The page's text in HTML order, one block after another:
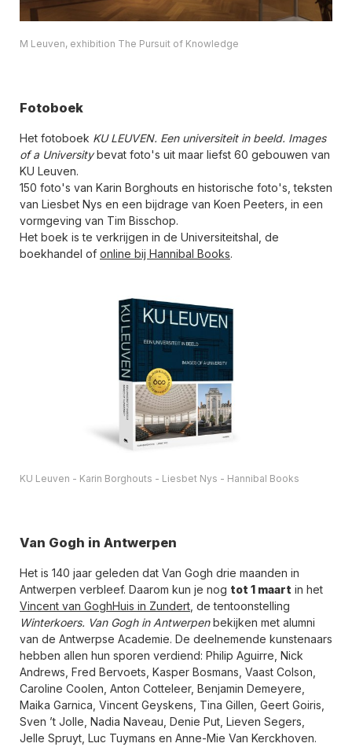
M Leuven, exhibition The Pursuit of Knowledge
Fotoboek
Het fotoboek KU LEUVEN. Een universiteit in beeld. Images
of a Universitybevat foto's uit maar liefst 60 gebouwen van
KU Leuven.
150 foto's van Karin Borghouts en historische foto's, teksten
van Liesbet Nys en een bijdrage van Koen Peeters, in een
vormgeving van Tim Bisschop.
Het boek is te verkrijgen in de Universiteitshal, de
boekhandel of online bij Hannibal Books.
KU Leuven - Karin Borghouts - Liesbet Nys - Hannibal Books
Van Gogh in Antwerpen
Het is 140 jaar geleden dat Van Gogh drie maanden in
Antwerpen verbleef. Daarom kun je nog tot 1 maart in het
Vincent van GoghHuis in Zundert , de tentoonstelling
Winterkoers. Van Gogh in Antwerpenbekijken met alumni
van de Antwerpse Academie. De deelnemende kunstenaars
hebben allen hun sporen verdiend: Philip Aguirre, Nick
Andrews, Fred Bervoets, Kasper Bosmans, Vaast Colson,
Caroline Coolen, Anton Cotteleer, Benjamin Demeyere,
Maika Garnica, Vincent Geyskens, Tina Gillen, Geert Goiris,
Sven ’t Jolle, Nadia Naveau, Denie Put, Lieven Segers,
Jelle Spruyt, Luc Tuymans en Anne-Mie Van Kerckhoven.